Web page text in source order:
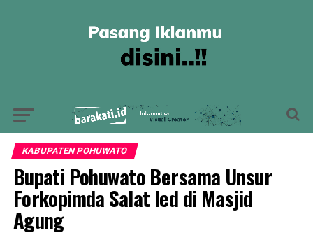
KABUPATEN POHUWATO
Bupati Pohuwato Bersama Unsur
Forkopimda Salat Ied di Masjid
Agung